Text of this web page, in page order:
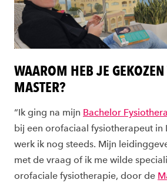
WAAROM HEB JE GEKOZEN
MASTER?
“Ik ging na mijn Bachelor
bij een orofaciaal fysiotherapeut in
werk ik nog steeds. Mijn
met de vraag of ik me wilde
orofaciale fysiotherapie, door de